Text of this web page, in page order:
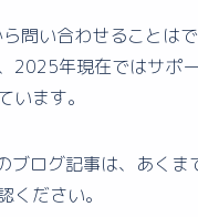
問い合わせることは
年現在ではサポ
ます。
ブログ記事は、あくま
ださい。